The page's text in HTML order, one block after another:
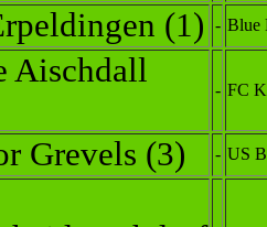
(1) - Blue
Aischdall
- FC
Grevels (3) - US